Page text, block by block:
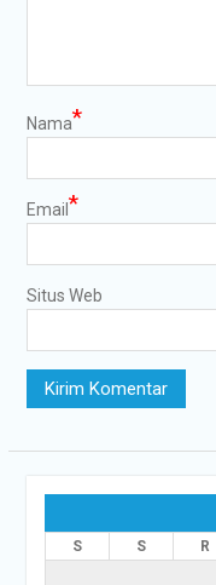
Nama*
Email *
Situs Web
S S R